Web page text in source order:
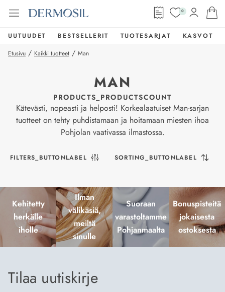
0
UUTUUDET BESTSELLERIT TUOTESARJAT
KASVOT
Etusivu / Kaikki tuotteet / Man
MAN
PRODUCTS_PRODUCTSCOUNT
Kätevästi, nopeasti ja helposti! Korkealaatuiset Man-sarjan
tuotteet on tehty puhdistamaan ja hoitamaan miesten ihoa
Pohjolan vaativassa ilmastossa.
FILTERS_BUTTONLABEL SORTING_BUTTONLABEL
Kehitetty
herkälle
iholle
Ilman
välikäsiä,
meiltä
sinulle
Suoraan
varastoltamme
Pohjanmaalta
Bonuspisteitä
jokaisesta
ostoksesta
Tilaa uutiskirje